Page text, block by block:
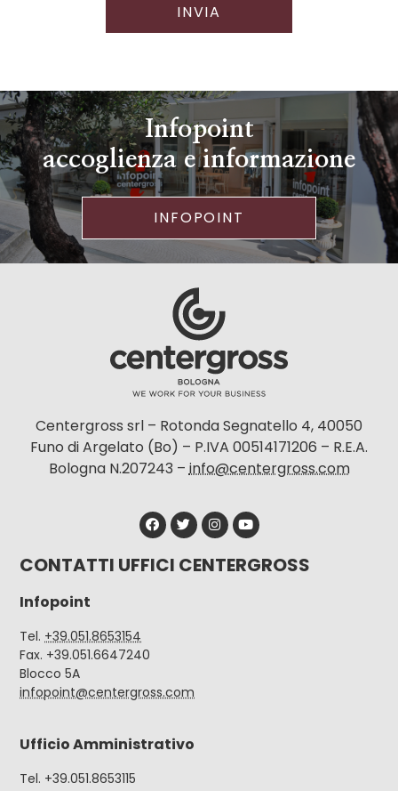
INVIA
Infopoint
accoglienza e informazione
INFOPOINT
Centergross srl – Rotonda Segnatello 4, 40050
Funo di Argelato (Bo) – P.IVA 00514171206 – R.E.A.
Bologna N.207243 –info@centergross.com
CONTATTI UFFICI CENTERGROSS
Infopoint
Tel. +39.051.8653154
Fax. +39.051.6647240
Blocco 5A
infopoint@centergross.com
Ufficio Amministrativo
Tel. +39.051.8653115